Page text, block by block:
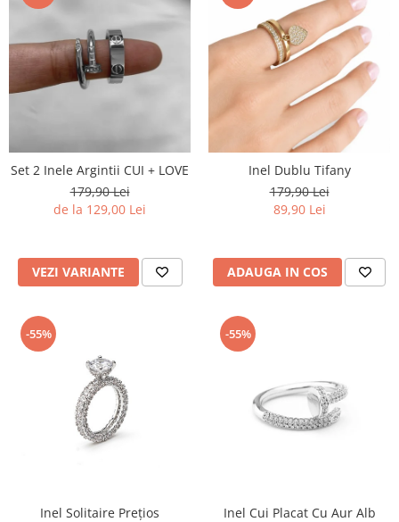
Set 2 Inele Argintii CUI + LOVE
179,90 Lei
de la 129,00 Lei
VEZI VARIANTE
Inel Dublu Tifany
179,90 Lei
89,90 Lei
ADAUGA IN COS
-55%
Inel Solitaire Prețios
-55%
Inel Cui Placat Cu Aur Alb